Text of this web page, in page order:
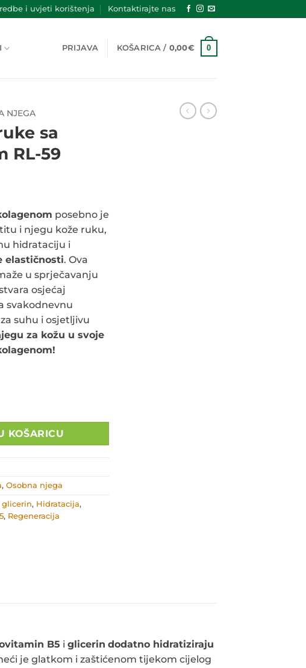
i uvjeti korištenja Kontaktirajte nas
PRIJAVA KOŠARICA / 0,00€ 0
NJEGA
sa
RL-59
posebno je
i njegu kože ruku,
hidrataciju i
elastičnosti. Ova
u sprječavanju
osjećaj
svakodnevnu
suhu i osjetljivu
za kožu u svoje
RL-59 količina
KOŠARICU
, Osobna njega
glicerin, Hidratacija,
, Regeneracija
B5 i glicerin dodatno hidratiziraju
je glatkom i zaštićenom tijekom cijelog